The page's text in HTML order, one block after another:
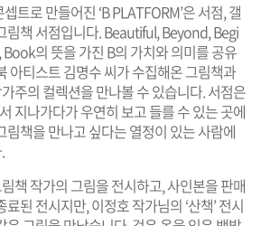
트로 만들어진 ‘B PLATFORM’은 서점, 갤
림책 서점입니다. Beautiful, Beyond, Begi
의 뜻을 가진 B의 가치와 의미를 공유
아티스트 김명수 씨가 수집해온 그림책과
주의 컬렉션을 만나볼 수 있습니다. 서점은
지나가다가 우연히 보고 들를 수 있는 곳에
림책을 만나고 싶다는 열정이 있는 사람에
책 작가의 그림을 전시하고, 사인본을 판매
된 전시지만, 이정호 작가님의 ‘산책’ 전시